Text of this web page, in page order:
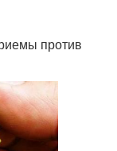
против